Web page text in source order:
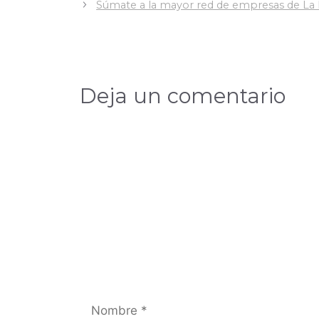
Súmate a la mayor red de empresas de La
Deja un comentario